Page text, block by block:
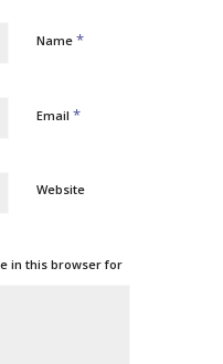
Name *
Email *
Website
in this browser for